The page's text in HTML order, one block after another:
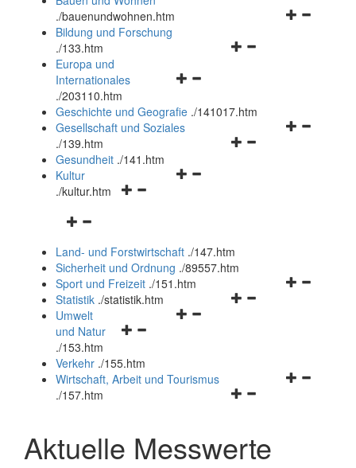
./bauenundwohnen.htm
Navigationsmenü
Bildung und Forschung
./133.htm
Navigationsmenü
und
schließen
Europa und
Internationales
./203110.htm
Geschichte und Geografie ./141017.htm
Navigationsmenü
Gesellschaft und Soziales
./139.htm
Navigationsmenü
Gesundheit ./141.htm
Navigationsmenü
Kultur
./kultur.htm
Navigationsmenü
und
schließen
Land- und Forstwirtschaft ./147.htm
Sicherheit und Ordnung ./89557.htm
Navigationsmenü
Sport und Freizeit ./151.htm
Navigationsmenü
Statistik ./statistik.htm
Navigationsmenü
und
schließen
Umwelt
und Natur
./153.htm
Verkehr ./155.htm
Navigationsmenü
schließen
Wirtschaft, Arbeit und Tourismus
./157.htm
Aktuelle Messwerte